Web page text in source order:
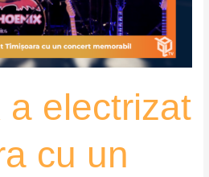
a electrizat
cu un